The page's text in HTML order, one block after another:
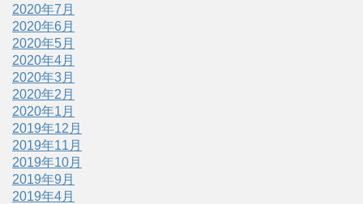
2020年7月
2020年6月
2020年5月
2020年4月
2020年3月
2020年2月
2020年1月
2019年12月
2019年11月
2019年10月
2019年9月
2019年4月